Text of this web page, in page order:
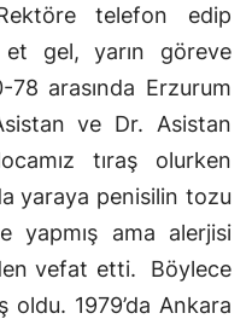
Karabük
Kilis
Osmaniye
Düzce
telefon edip
et gel, yarın göreve
arasında Erzurum
ve Dr. Asistan
tıraş olurken
yaraya penisilin tozu
yapmış ama alerjisi
vefat etti.
Böylece
oldu. 1979’da Ankara